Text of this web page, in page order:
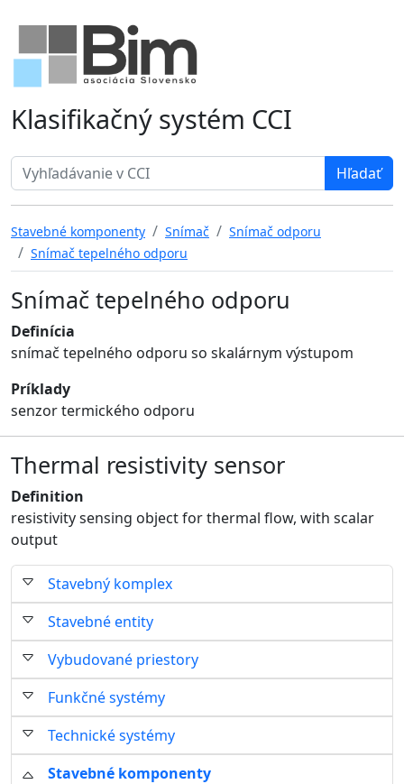
Klasifikačný systém CCI
Search term
Stavebný komplex
Stavebné entity
Vybudované priestory
Funkčné systémy
Technické systémy
Stavebné komponenty
Stavebné komponenty Snímač
Snímač odporu
Snímač tepelného odporu
Snímač tepelného odporu
Definícia
snímač tepelného odporu so skalárnym výstupom
Príklady
senzor termického odporu
Thermal resistivity sensor
Definition
resistivity sensing object for thermal flow, with scalar
output